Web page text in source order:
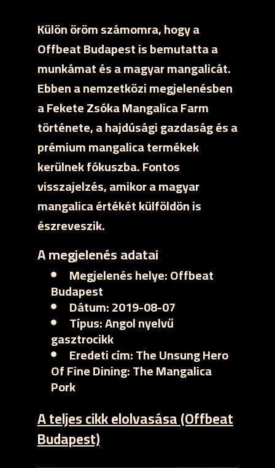
Külön öröm számomra, hogy a
Offbeat Budapest is bemutatta a
munkámat és a magyar mangalicát.
Ebben a nemzetközi megjelenésben
a Fekete Zsóka Mangalica Farm
története, a hajdúsági gazdaság és a
prémium mangalica termékek
kerülnek fókuszba. Fontos
visszajelzés, amikor a magyar
mangalica értékét külföldön is
észreveszik.
A megjelenés adatai
Megjelenés helye:Offbeat
Budapest
Dátum:2019-08-07
Típus:Angol nyelvű
gasztrocikk
Eredeti cím:The Unsung Hero
Of Fine Dining: The Mangalica
Pork
A teljes cikk elolvasása (Offbeat
Budapest)